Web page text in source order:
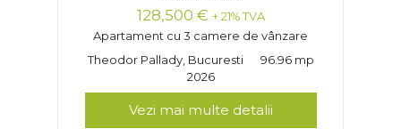
128,500 € + 21% TVA
Apartament cu 3 camere de vânzare
Theodor Pallady, Bucuresti
96.96 mp
2026
Vezi mai multe detalii